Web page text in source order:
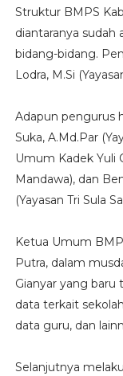
Struktur BMPS
diantaranya sudah
bidang-bidang.
Lodra, M.Si
Adapun pengurus
Suka, A.Md.Par
Umum Kadek Yuli
Mandawa), dan
(Yayasan Tri Sula
Ketua Umum
Putra, dalam
Gianyar yang
data terkait
data guru, dan
Selanjutnya